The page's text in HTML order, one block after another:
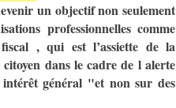
un objectif non seulement
professionnelles comme
, qui est l’assiette de la
dans le cadre de l alerte
général "et non sur des